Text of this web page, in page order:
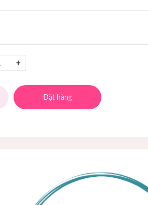
+
Đặt hàng